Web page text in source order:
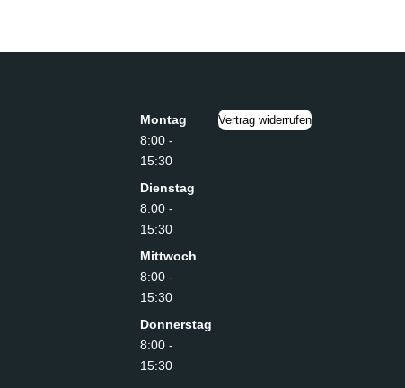
Montag
8:00 -
15:30
Dienstag
8:00 -
15:30
Mittwoch
8:00 -
15:30
Donnerstag
8:00 -
15:30
Vertrag widerrufen